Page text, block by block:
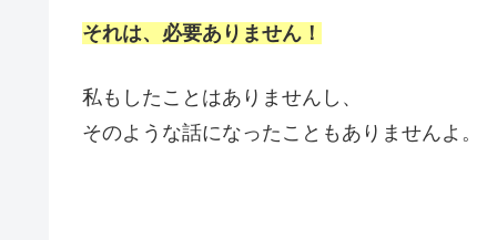
それは、必要ありません！
私もしたことはありませんし、
そのような話になったこともありませんよ。